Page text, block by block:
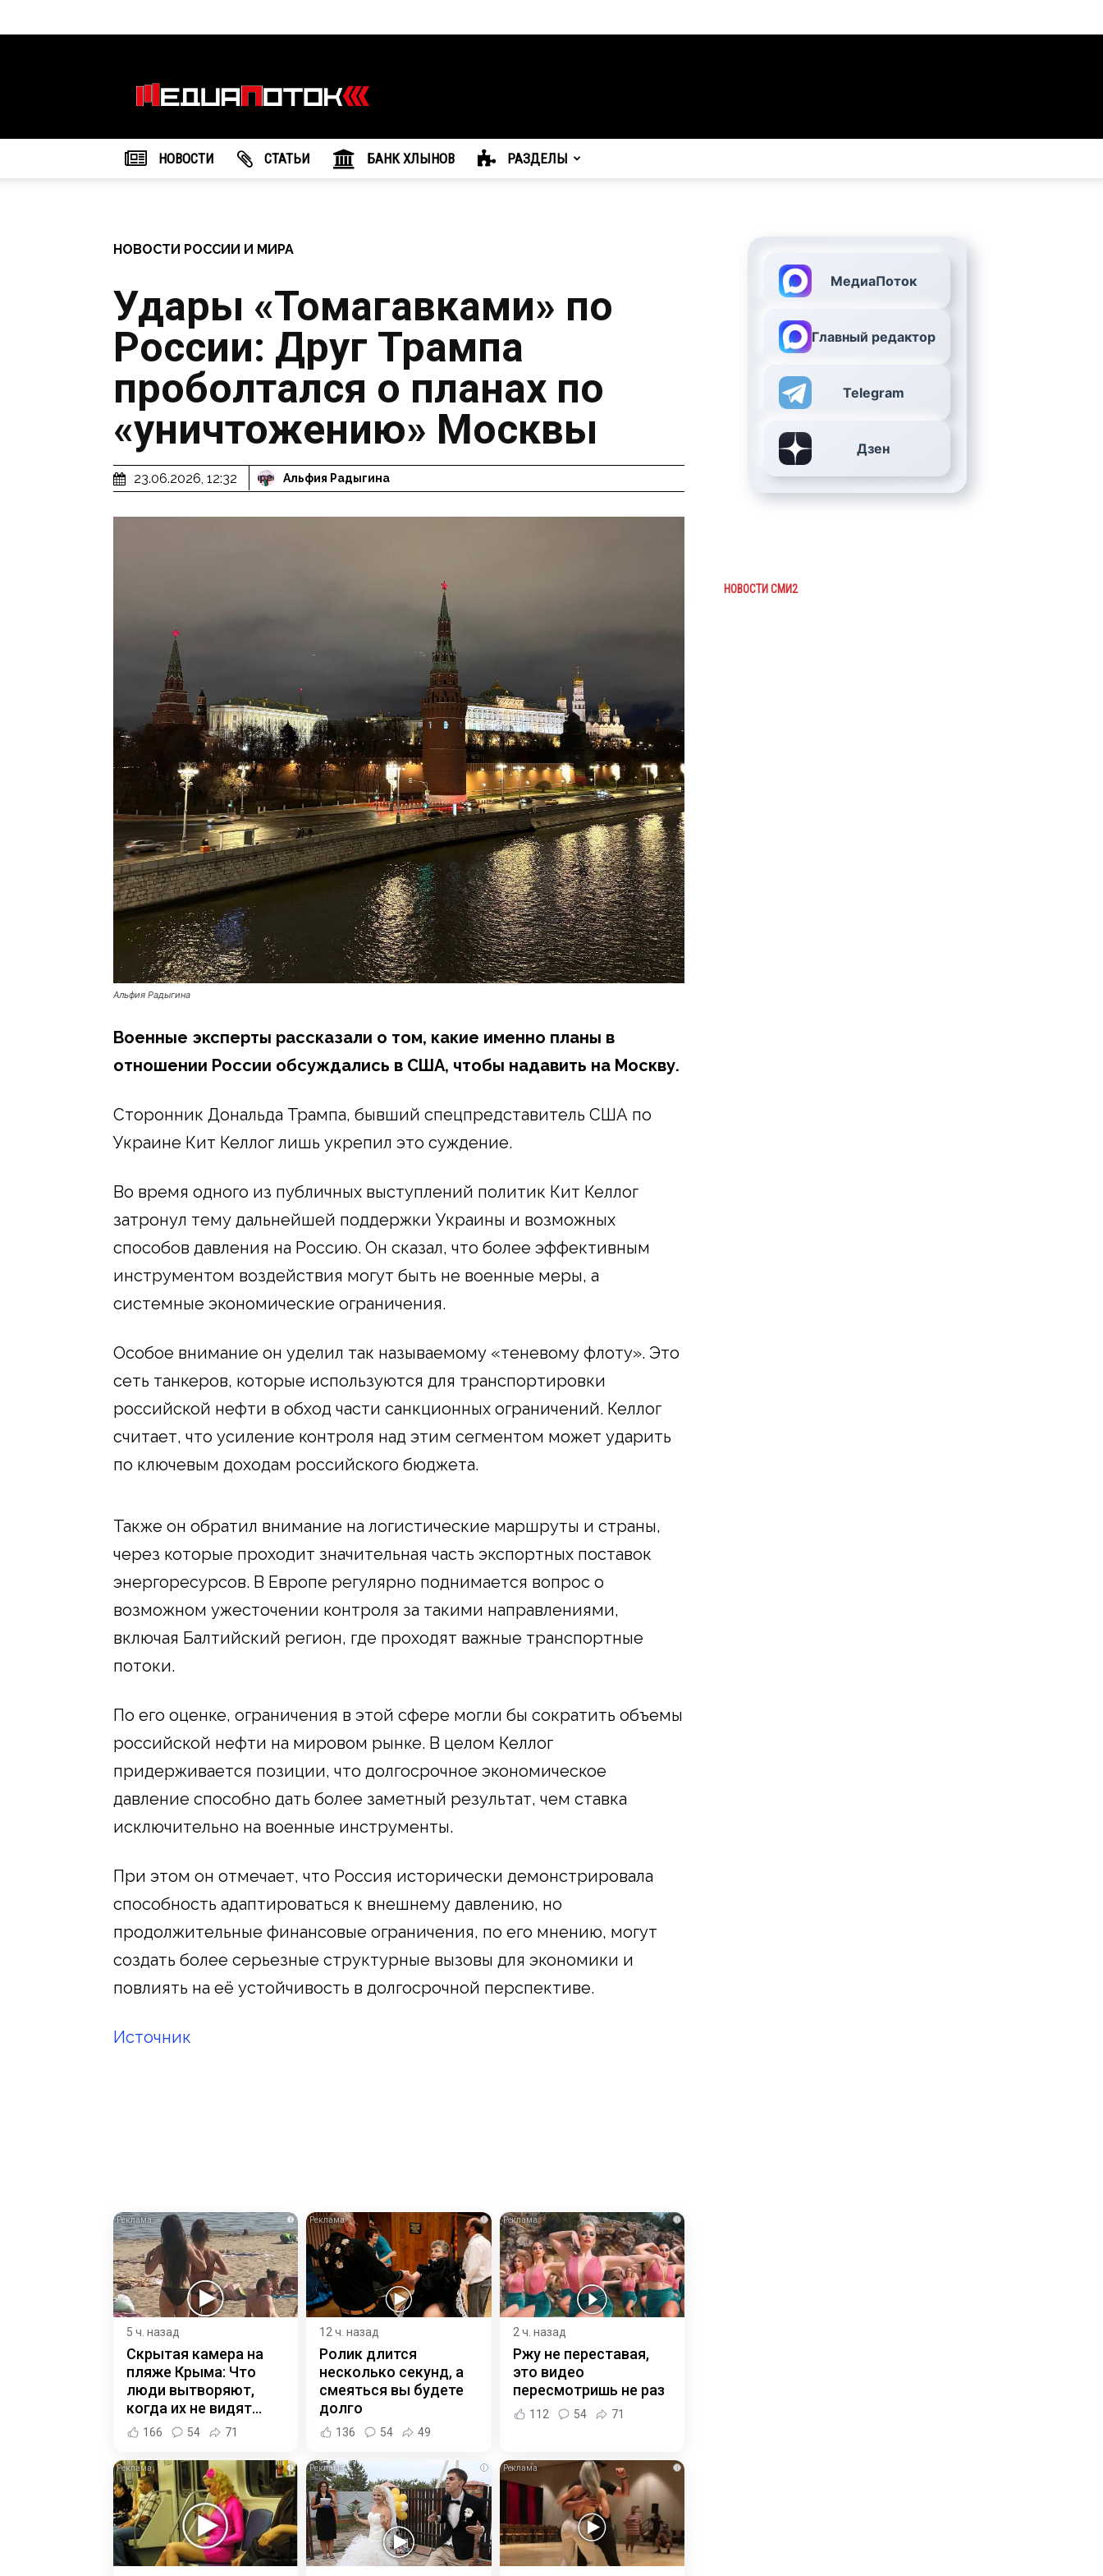
агентство
"МедиаПоток"
НОВОСТИ CТАТЬИ БАНК ХЛЫНОВ РАЗДЕЛЫ
НОВОСТИ РОССИИ И МИРА
Удары «Томагавками» по
России: Друг Трампа
проболтался о планах по
«уничтожению» Москвы
23.06.2026, 12:32 Альфия Радыгина
Альфия Радыгина
Военные эксперты рассказали о том, какие именно планы в
отношении России обсуждались в США, чтобы надавить на Москву.
Сторонник Дональда Трампа, бывший спецпредставитель США по
Украине Кит Келлог лишь укрепил это суждение.
Во время одного из публичных выступлений политик Кит Келлог
затронул тему дальнейшей поддержки Украины и возможных
способов давления на Россию. Он сказал, что более эффективным
инструментом воздействия могут быть не военные меры, а
системные экономические ограничения.
Особое внимание он уделил так называемому «теневому флоту». Это
сеть танкеров, которые используются для транспортировки
российской нефти в обход части санкционных ограничений. Келлог
считает, что усиление контроля над этим сегментом может ударить
по ключевым доходам российского бюджета.
Также он обратил внимание на логистические маршруты и страны,
через которые проходит значительная часть экспортных поставок
энергоресурсов. В Европе регулярно поднимается вопрос о
возможном ужесточении контроля за такими направлениями,
включая Балтийский регион, где проходят важные транспортные
потоки.
По его оценке, ограничения в этой сфере могли бы сократить объемы
российской нефти на мировом рынке. В целом Келлог
придерживается позиции, что долгосрочное экономическое
давление способно дать более заметный результат, чем ставка
исключительно на военные инструменты.
При этом он отмечает, что Россия исторически демонстрировала
способность адаптироваться к внешнему давлению, но
продолжительные финансовые ограничения, по его мнению, могут
создать более серьезные структурные вызовы для экономики и
повлиять на её устойчивость в долгосрочной перспективе.
Источник
i
5 ч. назад
Скрытая камера на
пляже Крыма: Что
люди вытворяют,
когда их не видят...
166 54 71
i
12 ч. назад
Ролик длится
несколько секунд, а
смеяться вы будете
долго
136 54 49
i
2 ч. назад
Ржу не переставая,
это видео
пересмотришь не раз
112 54 71
i i i
МедиаПоток
Главный редактор
Telegram
Дзен
НОВОСТИ СМИ2